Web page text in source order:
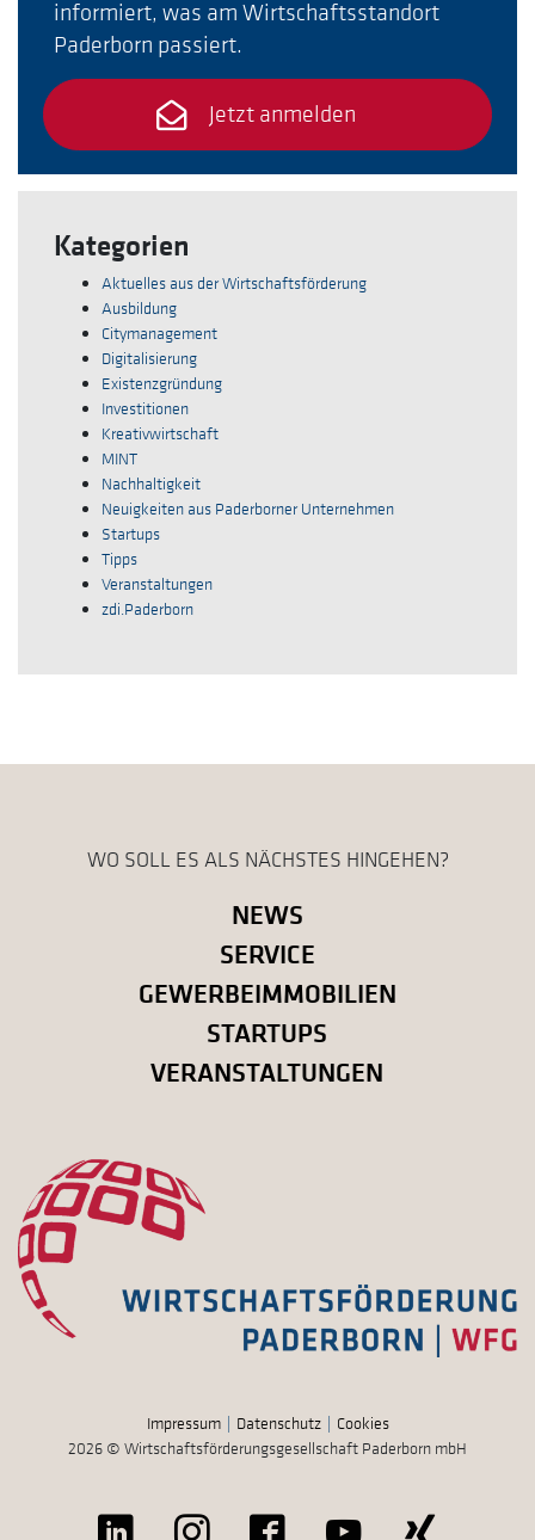
informiert, was am Wirtschaftsstandort
Paderborn passiert.
Jetzt anmelden
Kategorien
Aktuelles aus der Wirtschaftsförderung
Ausbildung
Citymanagement
Digitalisierung
Existenzgründung
Investitionen
Kreativwirtschaft
MINT
Nachhaltigkeit
Neuigkeiten aus Paderborner Unternehmen
Startups
Tipps
Veranstaltungen
zdi.Paderborn
WO SOLL ES ALS NÄCHSTES HINGEHEN?
NEWS
SERVICE
GEWERBEIMMOBILIEN
STARTUPS
VERANSTALTUNGEN
Impressum Datenschutz
Cookies
2026 © Wirtschaftsförderungsgesellschaft Paderborn mbH